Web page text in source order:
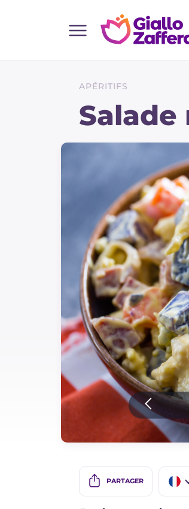
Toutes les recettes
Plats principaux
Pizzas et focaccia
Gateaux et patisserie
Dernieres recettes
IT Website
Instagram
APÉRITIFS
PARTAGER